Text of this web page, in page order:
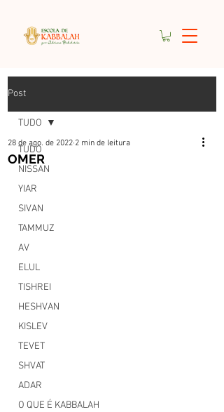
Post
TUDO
NISSAN
YIAR
SIVAN
TAMMUZ
AV
ELUL
TISHREI
HESHVAN
KISLEV
TEVET
SHVAT
ADAR
O QUE É KABBALAH
TUDO
OMER
28 de ago. de 2022 2 min de leitura